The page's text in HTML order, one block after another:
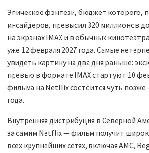
Эпическое фэнтези, бюджет которого,
инсайдеров, превысил 320 миллионов
на экранах IMAX и в обычных
уже 12 февраля 2027 года. Самые
увидеть картину на два дня раньше:
превью в формате IMAX стартуют 10
фильма на Netflix состоится чуть позже
года.
Внутренняя дистрибуция в Северной
за самим Netflix — фильм получит
всех крупнейших сетях, включая AMC,